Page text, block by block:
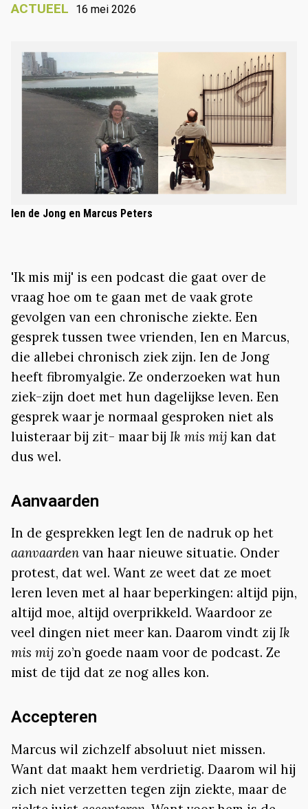
ACTUEEL 16 mei 2026
Ien de Jong en Marcus Peters
'Ik mis mij' is een podcast die gaat over de
vraag hoe om te gaan met de vaak grote
gevolgen van een chronische ziekte. Een
gesprek tussen twee vrienden, Ien en Marcus,
die allebei chronisch ziek zijn. Ien de Jong
heeft fibromyalgie. Ze onderzoeken wat hun
ziek-zijn doet met hun dagelijkse leven. Een
gesprek waar je normaal gesproken niet als
luisteraar bij zit- maar bij Ik mis mij kan dat
dus wel.
Aanvaarden
In de gesprekken legt Ien de nadruk op het
aanvaarden van haar nieuwe situatie. Onder
protest, dat wel. Want ze weet dat ze moet
leren leven met al haar beperkingen: altijd pijn,
altijd moe, altijd overprikkeld. Waardoor ze
veel dingen niet meer kan. Daarom vindt zij Ik
mis mij zo’n goede naam voor de podcast. Ze
mist de tijd dat ze nog alles kon.
Accepteren
Marcus wil zichzelf absoluut niet missen.
Want dat maakt hem verdrietig. Daarom wil hij
zich niet verzetten tegen zijn ziekte, maar de